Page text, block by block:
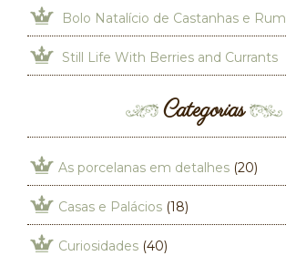
Bolo Natalício de Castanhas e Rum
Still Life With Berries and Currants
Categorias
As porcelanas em detalhes (20)
Casas e Palácios (18)
Curiosidades (40)